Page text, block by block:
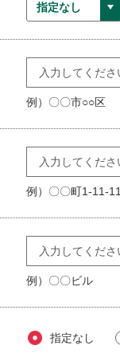
に違反した場合
、当該会員が本サイ
に従い市及びセン
かに該当する場合
又は緊急に停止する
抗力によりサービスの
正な侵入によりサー
市がサービスの提供
ることなく、サー
利益及び損害が発生
もって本サイトの停
例）〇〇市○○区
例）〇〇町1-11-
例）〇〇ビル
指定なし